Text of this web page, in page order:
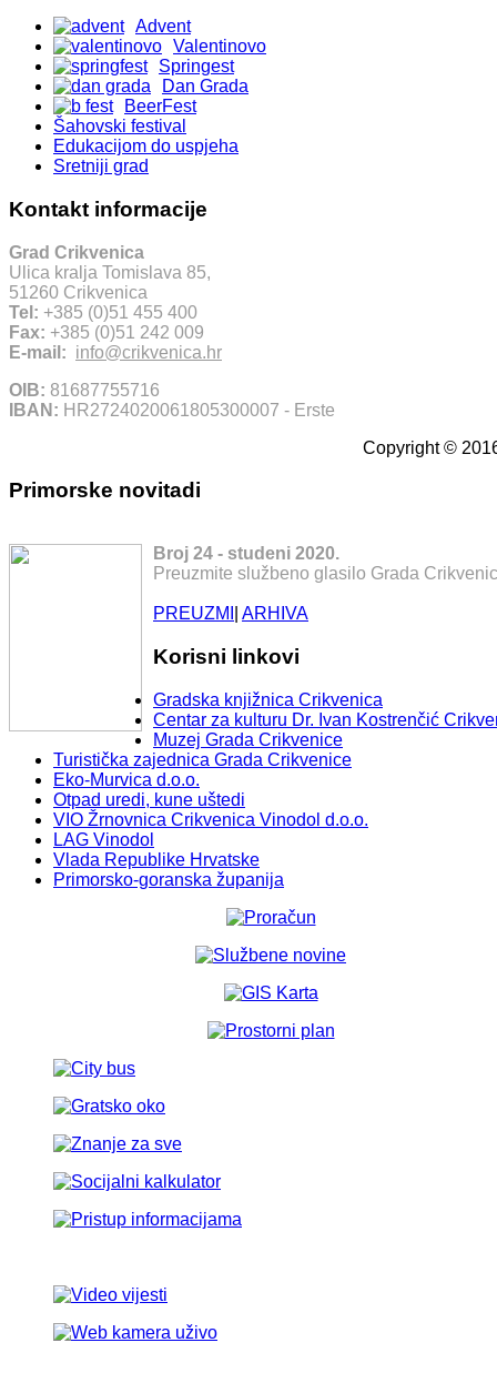
Advent
Valentinovo
Springest
Dan Grada
BeerFest
Šahovski festival
Edukacijom do uspjeha
Sretniji grad
Kontakt informacije
Grad Crikvenica
Ulica kralja Tomislava 85,
51260 Crikvenica
Tel: +385 (0)51 455 400
Fax: +385 (0)51 242 009
E-mail: info@crikvenica.hr
OIB: 81687755716
IBAN: HR2724020061805300007 - Erste
Copyright ©
Primorske novitadi
Broj 24 - studeni 2020.
Preuzmite službeno glasilo Grada
PREUZMI ARHIVA
Korisni linkovi
Gradska knjižnica Crikvenica
Centar za kulturu Dr. Ivan Kostrenčić
Muzej Grada Crikvenice
Turistička zajednica Grada Crikvenice
Eko-Murvica d.o.o.
Otpad uredi, kune uštedi
VIO Žrnovnica Crikvenica Vinodol d.o.o.
LAG Vinodol
Vlada Republike Hrvatske
Primorsko-goranska županija